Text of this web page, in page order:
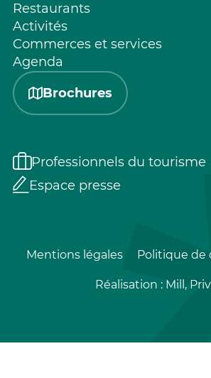
Restaurants
Activités
Commerces et services
Agenda
Brochures
Professionnels du tourisme
Espace presse
Mentions légales Politique
Réalisation : Mill,